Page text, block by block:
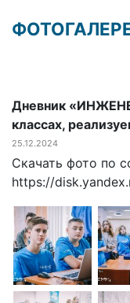
Дневник
классах,
25.12.2024
Скачать фото по
https://